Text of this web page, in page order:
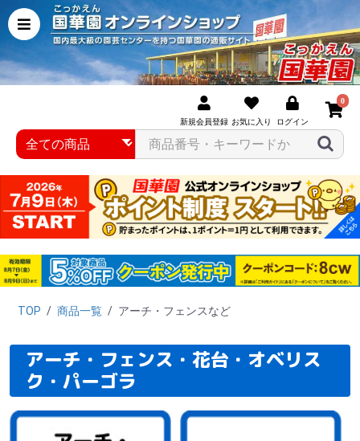
新規会員登録 お気に入り ログイン
0
TOP / 商品一覧 / アーチ・フェンスなど
アーチ・フェンス・花台・オベリス
ク・パーゴラ